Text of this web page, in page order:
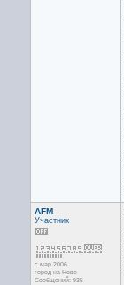
AFM
Участник
с мар 2006
город на Неве
Сообщений: 935